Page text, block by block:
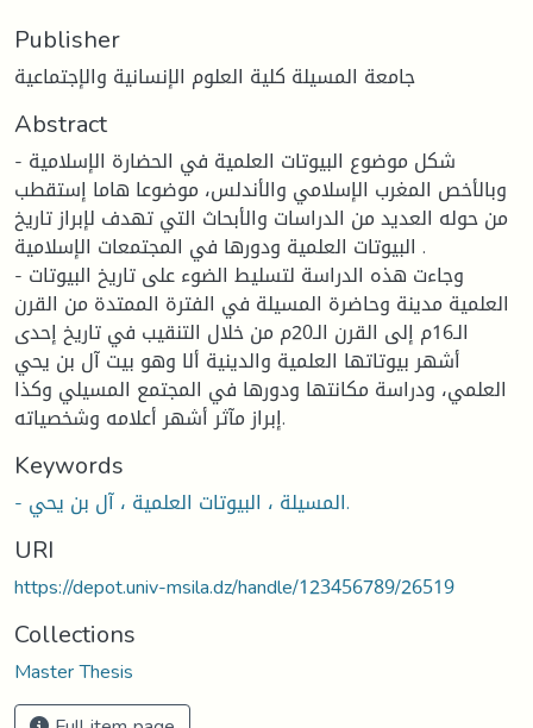
Publisher
جامعة المسيلة كلية العلوم الإنسانية والإجتماعية
Abstract
- شكل موضوع البيوتات العلمية في الحضارة الإسلامية
وبالأخص المغرب الإسلامي والأندلس، موضوعا هاما إستقطب
من حوله العديد من الدراسات والأبحاث التي تهدف لإبراز تاريخ
البيوتات العلمية ودورها في المجتمعات الإسلامية .
- وجاءت هذه الدراسة لتسليط الضوء على تاريخ البيوتات
العلمية مدينة وحاضرة المسيلة في الفترة الممتدة من القرن
الـ16م إلى القرن الـ20م من خلال التنقيب في تاريخ إحدى
أشهر بيوتاتها العلمية والدينية ألا وهو بيت آل بن يحي
العلمي، ودراسة مكانتها ودورها في المجتمع المسيلي وكذا
إبراز مآثر أشهر أعلامه وشخصياته.
Keywords
- المسيلة ، البيوتات العلمية ، آل بن يحي.
URI
https://depot.univ-msila.dz/handle/123456789/26519
Collections
Master Thesis